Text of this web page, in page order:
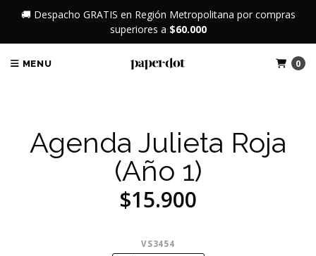
🚚 Despacho GRATIS en Región Metropolitana por compras
superiores a $60.000
MENU 0
Agenda Julieta Roja
(Año 1)
$15.900
VS3454